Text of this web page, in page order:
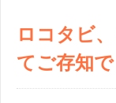
ロコタビ
てご存知で